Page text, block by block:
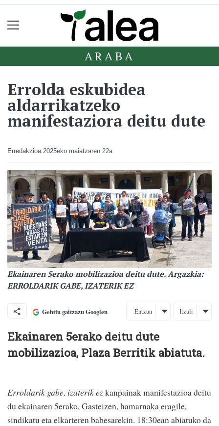
ARABA
Errolda eskubidea
aldarrikatzeko
manifestaziora deitu dute
Erredakzioa 2025eko maiatzaren 22a
Ekainaren 5erako mobilizazioa deitu dute. Argazkia:
ERROLDARIK GABE, IZATERIK EZ
Gehitu gaitzazu Googlen Entzun Itzuli
Ekainaren 5erako deitu dute
mobilizazioa, Plaza Berritik abiatuta.
Erroldarik gabe, izaterik ezkanpainak manifestazioa deitu
du ekainaren 5erako, Gasteizen, hamarnaka eragile,
sindikatu eta elkarteren babesarekin. 18:30ean abiatuko da